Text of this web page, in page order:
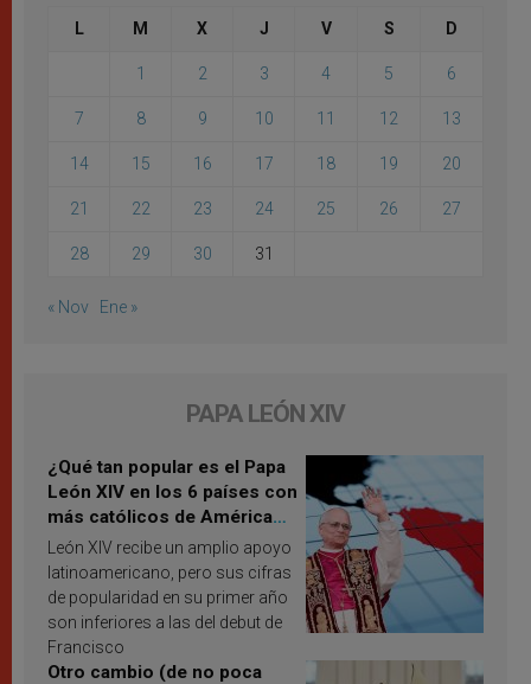
L M X J V S D
1 2 3 4 5 6
7 8 9 10 11 12 13
14 15 16 17 18 19 20
21 22 23 24 25 26 27
28 29 30 31
« Nov Ene »
PAPA LEÓN XIV
¿Qué tan popular es el Papa
León XIV en los 6 países con
más católicos de América
Latina en 2026? Publican
resultados de investigación
León XIV recibe un amplio apoyo
latinoamericano, pero sus cifras
de popularidad en su primer año
son inferiores a las del debut de
Francisco
Otro cambio (de no poca